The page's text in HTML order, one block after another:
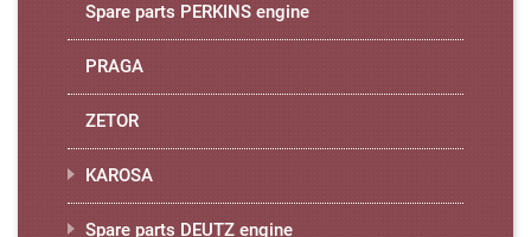
Spare parts PERKINS engine
PRAGA
ZETOR
KAROSA
Spare parts DEUTZ engine